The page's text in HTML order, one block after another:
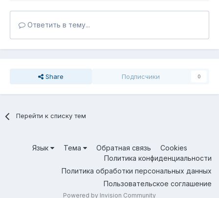
Ответить в тему...
Share Подписчики 0
Перейти к списку тем
Язык Тема Обратная связь
Cookies
Политика конфиденциальности
Политика обработки персональных данных
Пользовательское соглашение
Powered by Invision Community